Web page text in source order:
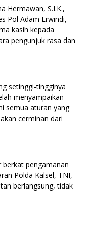
Hermawan, S.I.K.,
Pol Adam Erwindi,
kasih kepada
pengunjuk rasa dan
setinggi-tingginya
menyampaikan
semua aturan yang
cerminan dari
pengamanan
Polda Kalsel, TNI,
berlangsung, tidak